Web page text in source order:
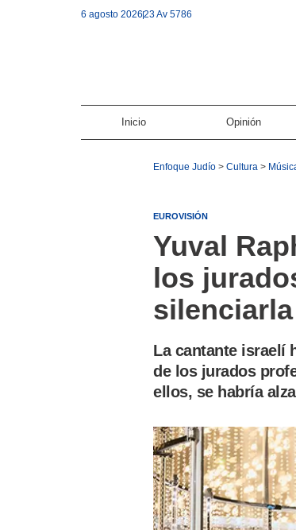
6 agosto 202623 Av 5786
Inicio Opinión
Enfoque Judío >Cultura >
EUROVISIÓN
Yuval
los
silenciarla
La cantante israelí
de los jurados
ellos, se habría